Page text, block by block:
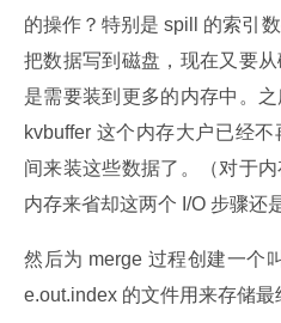
的操作？特别是 spill 的索引
把数据写到磁盘，现在又要
是需要装到更多的内存中。
kvbuffer 这个内存大户已经
间来装这些数据了。（对于
内存来省却这两个 I/O 步骤还
然后为 merge 过程创建一个
e.out.index 的文件用来存储最